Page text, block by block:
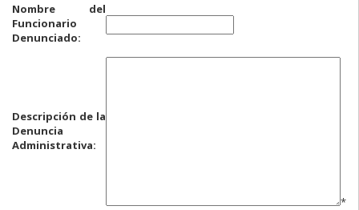
Nombre del
Funcionario
Denunciado:
Descripción de la
Denuncia
Administrativa:
*